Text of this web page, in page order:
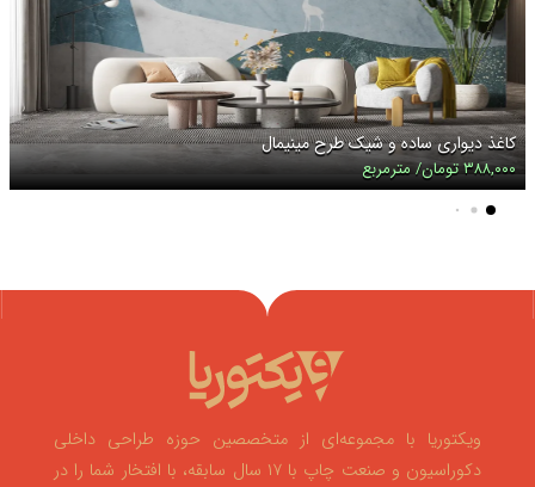
کاغذ دیواری ساده و شیک طرح مینیمال
۳۸۸,۰۰۰ تومان/ مترمربع
ویکتوریا با مجموعه‌ای از متخصصین حوزه طراحی داخلی
دکوراسیون و صنعت چاپ با ۱۷ سال سابقه، با افتخار شما را در